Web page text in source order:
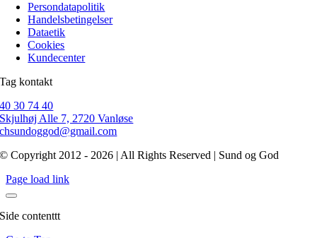
Persondatapolitik
Handelsbetingelser
Dataetik
Cookies
Kundecenter
Tag kontakt
40 30 74 40
Skjulhøj Alle 7, 2720 Vanløse
chsundoggod@gmail.com
© Copyright 2012 - 2026 | All Rights Reserved | Sund og God
Page load link
Side contenttt